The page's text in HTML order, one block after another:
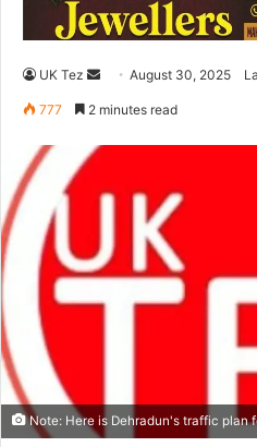
UK Tez
d
m
a
i
August 30, 2025
777 2 minutes read
Note: Here is Dehradun's traffic plan